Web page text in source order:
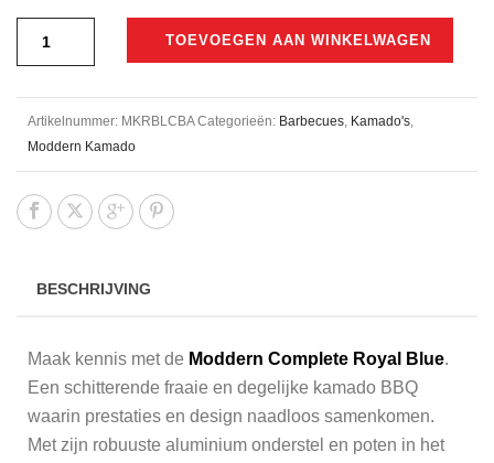
TOEVOEGEN AAN WINKELWAGEN
Artikelnummer: MKRBLCBA Categorieën: Barbecues, Kamado's,
Moddern Kamado
BESCHRIJVING
Maak kennis met de Moddern Complete Royal Blue.
Een schitterende fraaie en degelijke kamado BBQ
waarin prestaties en design naadloos samenkomen.
Met zijn robuuste aluminium onderstel en poten in het